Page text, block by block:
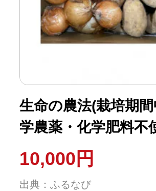
生命の農法(栽培期
学農薬・化学肥料不
栽培)玉ねぎ&じゃが
詰め合わせ(5kg)
10,000円
出典：ふるなび